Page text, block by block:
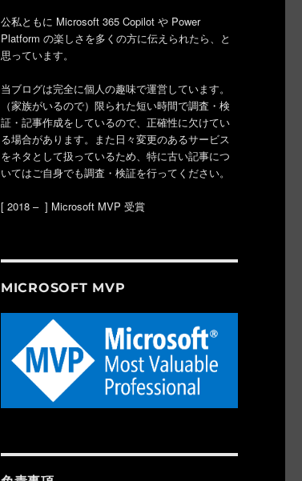
公私ともに Microsoft 365 Copilot や Power
Platform の楽しさを多くの方に伝えられたら、と
思っています。
当ブログは完全に個人の趣味で運営しています。
（家族がいるので）限られた短い時間で調査・検
証・記事作成をしているので、正確性に欠けてい
る場合があります。また日々変更のあるサービス
をネタとして扱っているため、特に古い記事につ
いてはご自身でも調査・検証を行ってください。
[ 2018 – ] Microsoft MVP 受賞
MICROSOFT MVP